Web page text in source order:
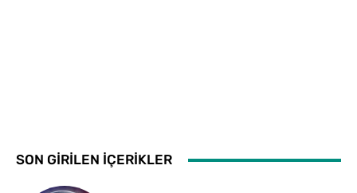
SON GİRİLEN İÇERİKLER